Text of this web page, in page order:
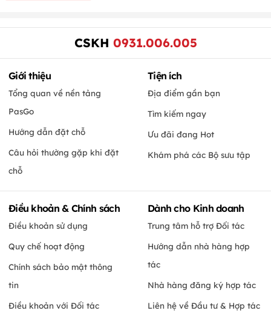
CSKH 0931.006.005
Giới thiệu
Tổng quan về nền tảng
PasGo
Hướng dẫn đặt chỗ
Câu hỏi thường gặp khi đặt
chỗ
Tiện ích
Địa điểm gần bạn
Tìm kiếm ngay
Ưu đãi đang Hot
Khám phá các Bộ sưu tập
Điều khoản & Chính sách
Điều khoản sử dụng
Quy chế hoạt động
Chính sách bảo mật thông
tin
Điều khoản với Đối tác
Dành cho Kinh doanh
Trung tâm hỗ trợ Đối tác
Hướng dẫn nhà hàng hợp
tác
Nhà hàng đăng ký hợp tác
Liên hệ về Đầu tư & Hợp tác